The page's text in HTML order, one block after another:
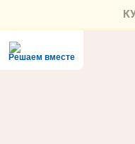
Решаем вместе